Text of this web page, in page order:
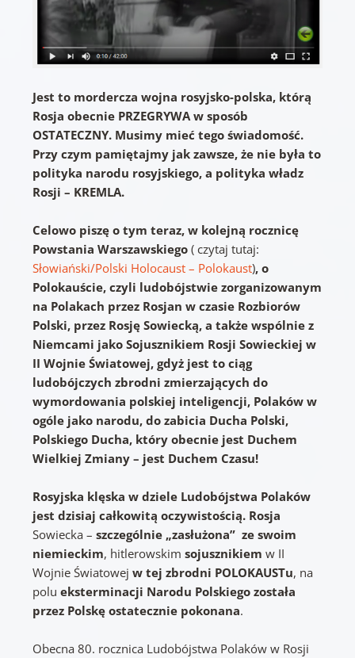
Jest to mordercza wojna rosyjsko-polska, którą
Rosja obecnie PRZEGRYWA w sposób
OSTATECZNY. Musimy mieć tego świadomość.
Przy czym pamiętajmy jak zawsze, że nie była to
polityka narodu rosyjskiego, a polityka władz
Rosji – KREMLA.
Celowo piszę o tym teraz, w kolejną rocznicę
Powstania Warszawskiego ( czytaj tutaj:
Słowiański/Polski Holocaust – Polokaust), o
Polokauście, czyli ludobójstwie zorganizowanym
na Polakach przez Rosjan w czasie Rozbiorów
Polski, przez Rosję Sowiecką, a także wspólnie z
Niemcami jako Sojusznikiem Rosji Sowieckiej w
II Wojnie Światowej, gdyż jest to ciąg
ludobójczych zbrodni zmierzających do
wymordowania polskiej inteligencji, Polaków w
ogóle jako narodu, do zabicia Ducha Polski,
Polskiego Ducha, który obecnie jest Duchem
Wielkiej Zmiany – jest Duchem Czasu!
Rosyjska klęska w dziele Ludobójstwa Polaków
jest dzisiaj całkowitą oczywistością. Rosja
Sowiecka –szczególnie „zasłużona” ze swoim
niemieckim, hitlerowskim sojusznikiem w II
Wojnie Światowejw tej zbrodni POLOKAUSTu, na
polu eksterminacji Narodu Polskiego została
przez Polskę ostatecznie pokonana.
Obecna 80. rocznica Ludobójstwa Polaków w Rosji